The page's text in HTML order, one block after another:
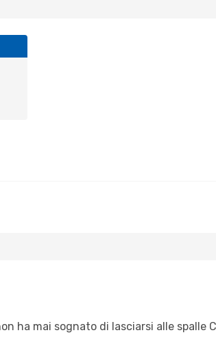
ha mai sognato di lasciarsi alle spalle